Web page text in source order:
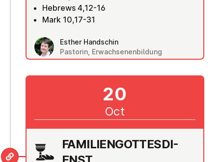
Hebrews 4,12-16
Mark 10,17-31
Esther Handschin
Pastorin, Erwachsenenbildung
FAM­I­LI­EN­GOTTES­DI­
20
Oct